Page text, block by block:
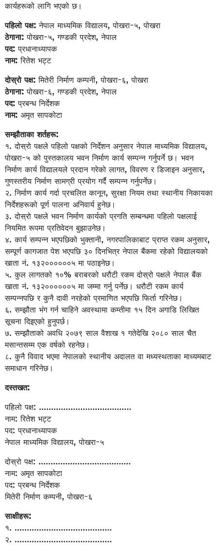
कार्यहरूको लागि भएको छ।
पहिलो पक्ष: नेपाल माध्यमिक विद्यालय, पोखरा-५, पोखरा
ठेगाना: पोखरा-५, गण्डकी प्रदेश, नेपाल
पद: प्रधानाध्यापक
नाम: रितेश भट्ट
दोस्रो पक्ष: मितेरी निर्माण कम्पनी, पोखरा-६, पोखरा
ठेगाना: पोखरा-६, गण्डकी प्रदेश, नेपाल
पद: प्रबन्ध निर्देशक
नाम: अमृत सापकोटा
सम्झौताका शर्तहरू:
१. दोस्रो पक्षले पहिलो पक्षको निर्देशन अनुसार नेपाल माध्यमिक विद्यालय,
पोखरा-५ को पुस्तकालय भवन निर्माण कार्य सम्पन्न गर्नुपर्ने छ। भवन
निर्माण कार्य विद्यालयले प्रदान गरेको लागत, विवरण र डिजाइन अनुसार,
गुणस्तरीय निर्माण सामग्री प्रयोग गर्दै सम्पन्न गर्नुपर्नेछ।
२. निर्माण कार्य गर्दा प्रचलित कानून, सुरक्षा नियम तथा स्थानीय निकायका
निर्देशहरूको पूर्ण पालना अनिवार्य हुनेछ।
३. दोस्रो पक्षले भवन निर्माण कार्यको प्रगति सम्बन्धमा पहिलो पक्षलाई
नियमित रूपमा प्रतिवेदन बुझाउनेछ।
४. कार्य सम्पन्न भएपछिको भुक्तानी, नगरपालिकाबाट प्राप्त रकम अनुसार,
सम्पूर्ण कागजात पेश भएपछि ३० दिनभित्र नेपाल बैंकमा रहेको विद्यालयको
खाता नं. १३२००००००५ मा पठाइनेछ।
५. कुल लागतको १०% बराबरको धरौटी रकम दोस्रो पक्षले नेपाल बैंक
खाता नं. १३२००००००५ मा जम्मा गर्नु पर्नेछ। धरौटी रकम कार्य
सम्पन्नपछि र कुनै दावी नरहेको प्रमाणित भएपछि फिर्ता गरिनेछ।
६. सम्झौता भंग गर्न चाहिने अवस्थामा कम्तीमा १५ दिन अगाडि लिखित
सूचना दिइएको हुनुपर्छ।
७. सम्झौताको अवधि २०७९ साल वैशाख १ गतेदेखि २०८० साल चैत
मसान्तसम्म एक वर्षको रहनेछ।
८. कुनै विवाद भएमा नेपालको स्थानीय अदालत वा मध्यस्थताका माध्यमबाट
समाधान गरिनेछ।
दस्तखत:
पहिलो पक्ष: ......................................
नाम: रितेश भट्ट
पद: प्रधानाध्यापक
नेपाल माध्यमिक विद्यालय, पोखरा-५
दोस्रो पक्ष: ......................................
नाम: अमृत सापकोटा
पद: प्रबन्ध निर्देशक
मितेरी निर्माण कम्पनी, पोखरा-६
साक्षीहरू:
१. ........................................
२. ........................................